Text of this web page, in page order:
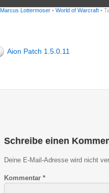
Marcus Lottermoser • World of Warcraft •
Aion Patch 1.5.0.11
Schreibe einen
Deine E-Mail-Adresse wird nicht
Kommentar *